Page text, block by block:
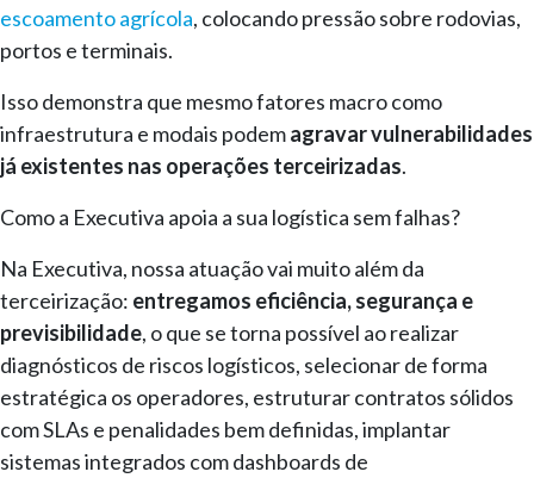
escoamento agrícola, colocando pressão sobre rodovias,
portos e terminais.
Isso demonstra que mesmo fatores macro como
infraestrutura e modais podemagravar vulnerabilidades
já existentes nas operações terceirizadas.
Como a Executiva apoia a sua logística sem falhas?
Na Executiva, nossa atuação vai muito além da
terceirização: entregamos eficiência, segurança e
previsibilidade, o que se torna possível ao realizar
diagnósticos de riscos logísticos, selecionar de forma
estratégica os operadores, estruturar contratos sólidos
com SLAs e penalidades bem definidas, implantar
sistemas integrados com dashboards de